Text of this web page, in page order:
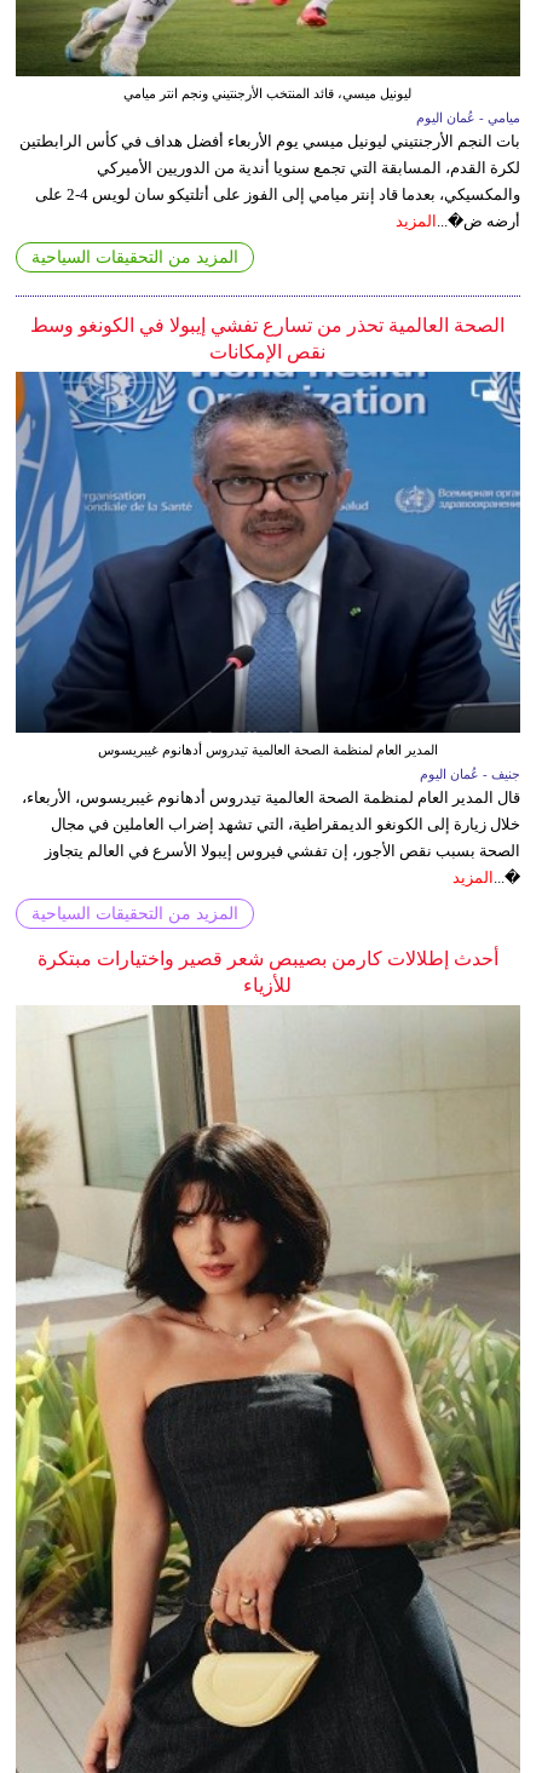
ليونيل ميسي، قائد المنتخب الأرجنتيني ونجم انتر ميامي
ميامي - عُمان اليوم
بات النجم الأرجنتيني ليونيل ميسي يوم الأربعاء أفضل هداف في كأس الرابطتين
لكرة القدم، المسابقة التي تجمع سنويا أندية من الدوريين الأميركي
والمكسيكي، بعدما قاد إنتر ميامي إلى الفوز على أتلتيكو سان لويس 4-2 على
أرضه ض�...
المزيد
المزيد من التحقيقات السياحية
الصحة العالمية تحذر من تسارع تفشي إيبولا في الكونغو وسط
نقص الإمكانات
المدير العام لمنظمة الصحة العالمية تيدروس أدهانوم غيبريسوس
جنيف - عُمان اليوم
قال المدير العام لمنظمة الصحة العالمية تيدروس أدهانوم غيبريسوس، الأربعاء،
خلال زيارة إلى الكونغو الديمقراطية، التي تشهد إضراب العاملين في مجال
الصحة بسبب نقص الأجور، إن تفشي فيروس إيبولا الأسرع في العالم يتجاوز
�... المزيد
المزيد من التحقيقات السياحية
أحدث إطلالات كارمن بصيبص شعر قصير واختيارات مبتكرة
للأزياء